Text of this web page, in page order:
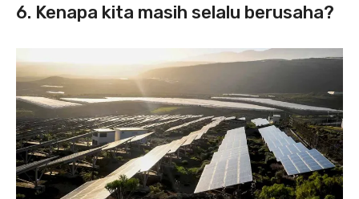
6. Kenapa kita masih selalu berusaha?